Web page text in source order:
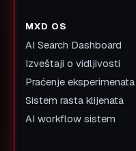
MXD OS
AI Search Dashboard
Izveštaji o vidljivosti
Praćenje
Sistem rasta klijenata
AI workflow sistem